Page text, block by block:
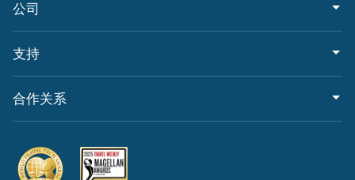
公司
支持
合作关系